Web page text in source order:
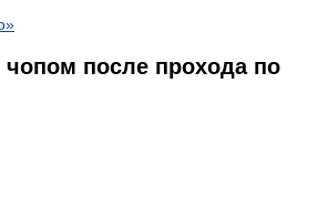
после прохода по